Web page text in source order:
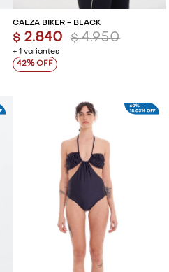
CALZA BIKER - BLACK
+ 1 variantes
$ 2.840 $ 4.950
42